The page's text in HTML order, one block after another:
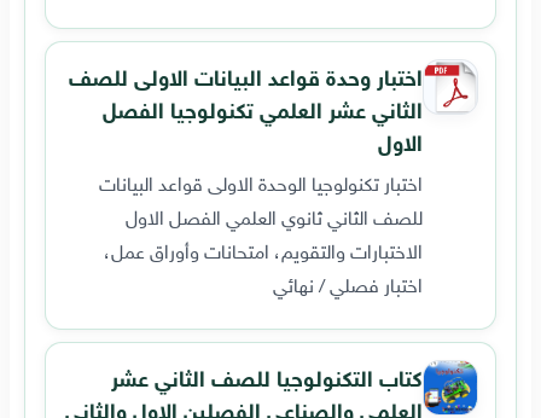
اختبار وحدة قواعد البيانات الاولى للصف
الثاني عشر العلمي تكنولوجيا الفصل
الاول
اختبار تكنولوجيا الوحدة الاولى قواعد البيانات
للصف الثاني ثانوي العلمي الفصل الاول
الاختبارات والتقويم، امتحانات وأوراق عمل،
اختبار فصلي / نهائي
كتاب التكنولوجيا للصف الثاني عشر
العلمي والصناعي الفصلين الاول والثاني